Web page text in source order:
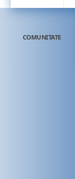
COMUNITATE